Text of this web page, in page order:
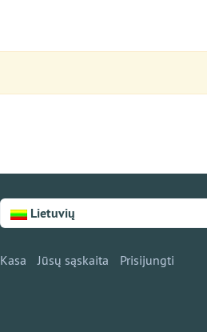
Lietuvių
Kasa Jūsų sąskaita Prisijungti